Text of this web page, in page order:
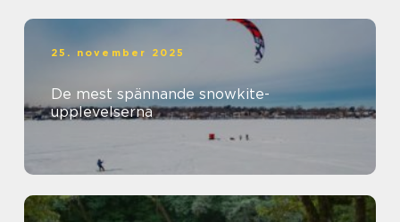
25. november 2025
De mest spännande snowkite-
upplevelserna